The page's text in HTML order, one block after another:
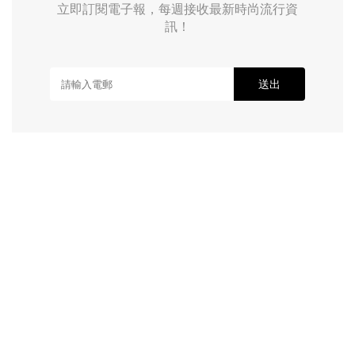
立即訂閱電子報，每週接收最新時尚流行資
訊！
送出